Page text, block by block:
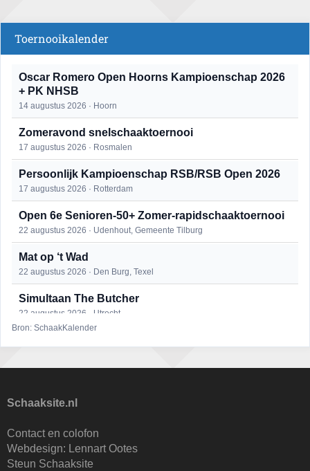
Toernooikalender
Oscar Romero Open Hoorns Kampioenschap 2026
+ PK NHSB
14 augustus 2026 · Hoorn
Zomeravond snelschaaktoernooi
17 augustus 2026 · Rosmalen
Persoonlijk Kampioenschap RSB/RSB Open 2026
17 augustus 2026 · Rotterdam
Open 6e Senioren-50+ Zomer-rapidschaaktoernooi
22 augustus 2026 · Udenhout, Gemeente Tilburg
Mat op ‘t Wad
22 augustus 2026 · Den Burg, Texel
Simultaan The Butcher
22 augustus 2026 · Utrecht
25 augustus 2026 · Bunschoten-Spakenburg
27 augustus 2026 · Delft
KC Open
Bron: SchaakKalender
Schaaksite.nl
Contact en colofon
Webdesign: Lennart Ootes
Steun Schaaksite